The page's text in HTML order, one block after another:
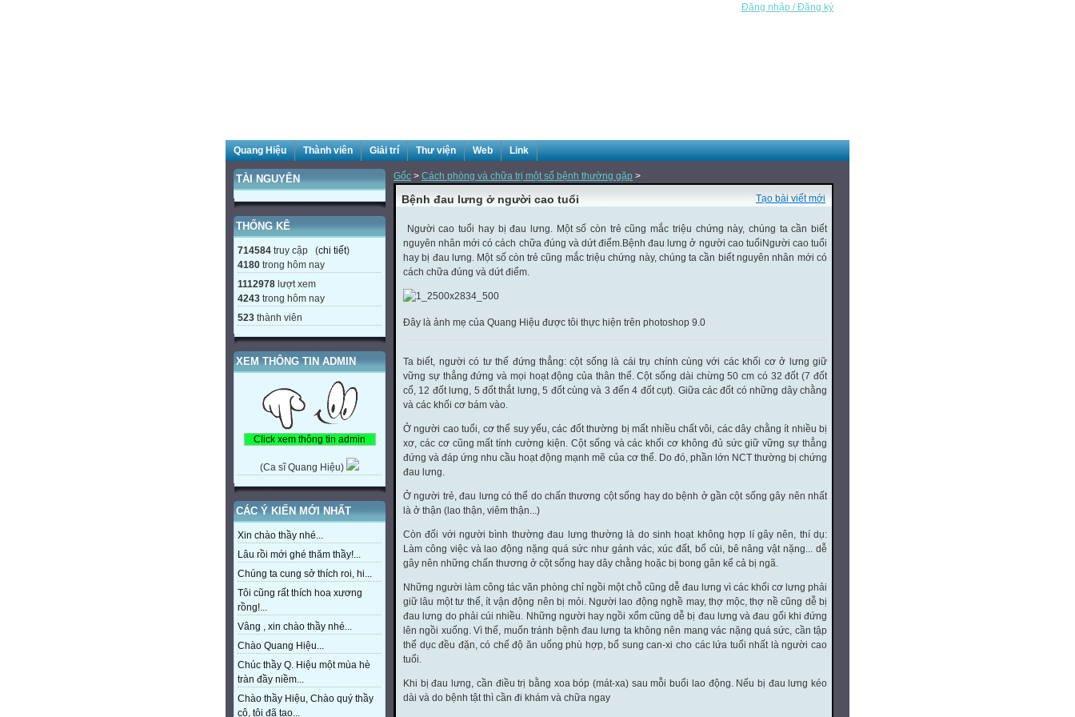
Đăng nhập / Đăng ký
Quang Hiệu Thành viên Giải trí Thư viện Web Link
TÀI NGUYÊN
THỐNG KÊ
714584 truy cập (chi tiết)
4180 trong hôm nay
1112978 lượt xem
4243 trong hôm nay
523 thành viên
XEM THÔNG TIN ADMIN
(Ca sĩ Quang Hiệu)
CÁC Ý KIẾN MỚI NHẤT
Xin chào thầy nhé...
Lâu rồi mới ghé thăm thầy!...
Chúng ta cung sở thích roi, hi...
Tôi cũng rất thích hoa xương
rồng!...
Vâng , xin chào thầy nhé...
Chào Quang Hiệu...
Chúc thầy Q. Hiệu một mùa hè
tràn đầy niềm...
Chào thầy Hiệu, Chào quý thầy
cô, tôi đã tạo...
Gốc > Cách phòng và chữa trị một số bệnh thường gặp >
Tạo bài viết mới
Bệnh đau lưng ở người cao tuổi
Người cao tuổi hay bị đau lưng. Một số còn trẻ cũng mắc triệu chứng này, chúng ta cần biết
nguyên nhân mới có cách chữa đúng và dứt điểm.Bệnh đau lưng ở người cao tuổi Người cao tuổi
hay bị đau lưng. Một số còn trẻ cũng mắc triệu chứng này, chúng ta cần biết nguyên nhân mới có
cách chữa đúng và dứt điểm.
Đây là ảnh mẹ của Quang Hiệu được tôi thực hiện trên photoshop 9.0
Ta biết, người có tư thế đứng thẳng: cột sống là cái trụ chính cùng với các khối cơ ở lưng giữ
vững sự thẳng đứng và mọi hoạt động của thân thể. Cột sống dài chừng 50 cm có 32 đốt (7 đốt
cổ, 12 đốt lưng, 5 đốt thắt lưng, 5 đốt cùng và 3 đến 4 đốt cụt). Giữa các đốt có những dây chằng
và các khối cơ bám vào.
Ở người cao tuổi, cơ thể suy yếu, các đốt thường bị mất nhiều chất vôi, các dây chằng ít nhiều bị
xơ, các cơ cũng mất tính cường kiện. Cột sống và các khối cơ không đủ sức giữ vững sự thẳng
đứng và đáp ứng nhu cầu hoạt động mạnh mẽ của cơ thể. Do đó, phần lớn NCT thường bị chứng
đau lưng.
Ở người trẻ, đau lưng có thể do chấn thương cột sống hay do bệnh ở gần cột sống gây nên nhất
là ở thận (lao thận, viêm thận...)
Còn đối với người bình thường đau lưng thường là do sinh hoạt không hợp lí gây nên, thí dụ:
Làm công việc và lao động nặng quá sức như gánh vác, xúc đất, bổ củi, bê nâng vật nặng... dễ
gây nên những chấn thương ở cột sống hay dây chằng hoặc bị bong gân kể cả bị ngã.
Những người làm công tác văn phòng chỉ ngồi một chỗ cũng dễ đau lưng vì các khối cơ lưng phải
giữ lâu một tư thế, ít vận động nên bị mỏi. Người lao động nghề may, thợ mộc, thợ nề cũng dễ bị
đau lưng do phải cúi nhiều. Những người hay ngồi xổm cũng dễ bị đau lưng và đau gối khi đứng
lên ngồi xuống. Vì thế, muốn tránh bệnh đau lưng ta không nên mang vác nặng quá sức, cần tập
thể dục đều đặn, có chế độ ăn uống phù hợp, bổ sung can-xi cho các lứa tuổi nhất là người cao
tuổi.
Khi bị đau lưng, cần điều trị bằng xoa bóp (mát-xa) sau mỗi buổi lao động. Nếu bị đau lưng kéo
dài và do bệnh tật thì cần đi khám và chữa ngay